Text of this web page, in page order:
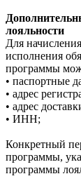
лояльности
Для
исполнения
программы
• паспортные
• адрес
• адрес
• ИНН;
Конкретный
программы,
программы